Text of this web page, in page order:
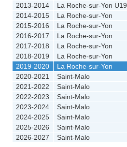
2013-2014
La Roche-sur-Yon U19
2014-2015
La Roche-sur-Yon
2015-2016
La Roche-sur-Yon
2016-2017
La Roche-sur-Yon
2017-2018
La Roche-sur-Yon
2018-2019
La Roche-sur-Yon
2019-2020
La Roche-sur-Yon
2020-2021
Saint-Malo
2021-2022
Saint-Malo
2022-2023
Saint-Malo
2023-2024
Saint-Malo
2024-2025
Saint-Malo
2025-2026
Saint-Malo
2026-2027
Saint-Malo